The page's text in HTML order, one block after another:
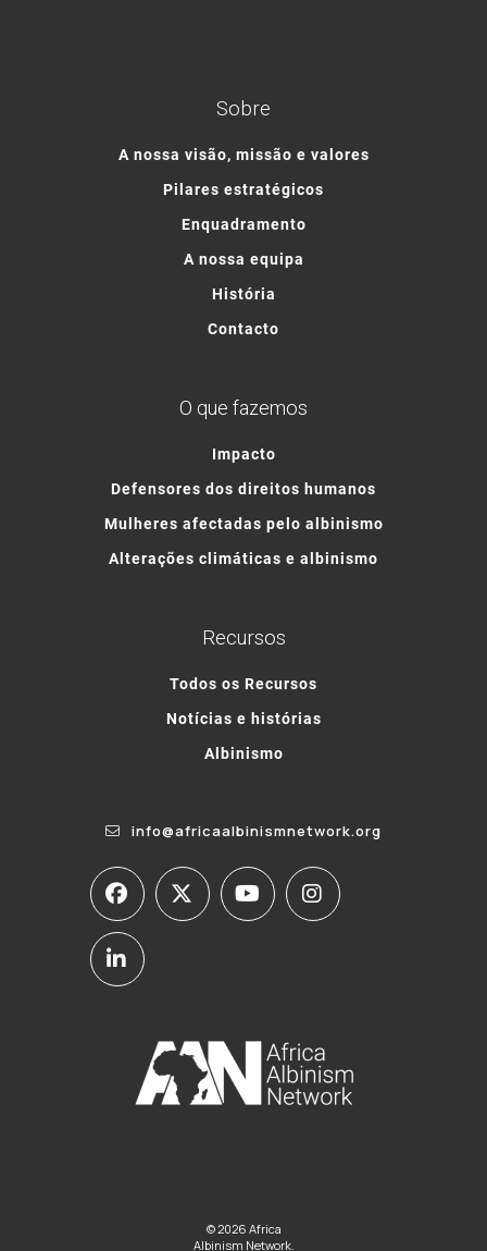
Sobre
A nossa visão, missão e valores
Pilares estratégicos
Enquadramento
A nossa equipa
História
Contacto
O que fazemos
Impacto
Defensores dos direitos humanos
Mulheres afectadas pelo albinismo
Alterações climáticas e albinismo
Recursos
Todos os Recursos
Notícias e histórias
Albinismo
info@africaalbinismnetwork.org
© 2026 Africa
Albinism Network.